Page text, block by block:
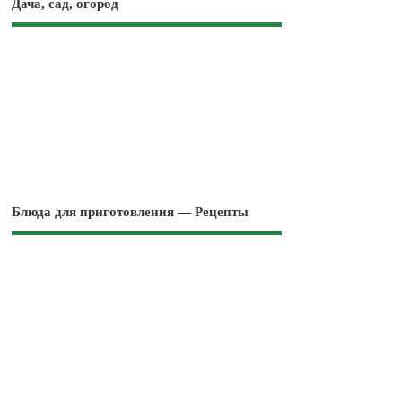
Дача, сад, огород
Блюда для приготовления — Рецепты